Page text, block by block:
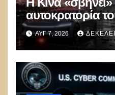
αυτοκρατορία
100.000
πολιτικός
ΑΥΓ 7, 2026